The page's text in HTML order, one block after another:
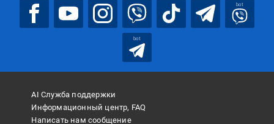
bot
bot
AI Служба поддержки
Информационный центр, FAQ
Написать нам сообщение